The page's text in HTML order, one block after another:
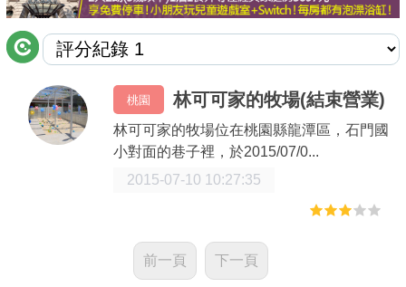
討論區
聯絡我們
APP下載
桃園 林可可家的牧場(結束營業)
林可可家的牧場位在桃園縣龍潭區，石門國
小對面的巷子裡，於2015/07/0...
2015-07-10 10:27:35
前一頁 下一頁